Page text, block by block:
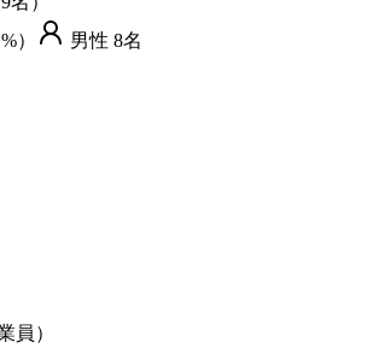
） 男性 8名
員）